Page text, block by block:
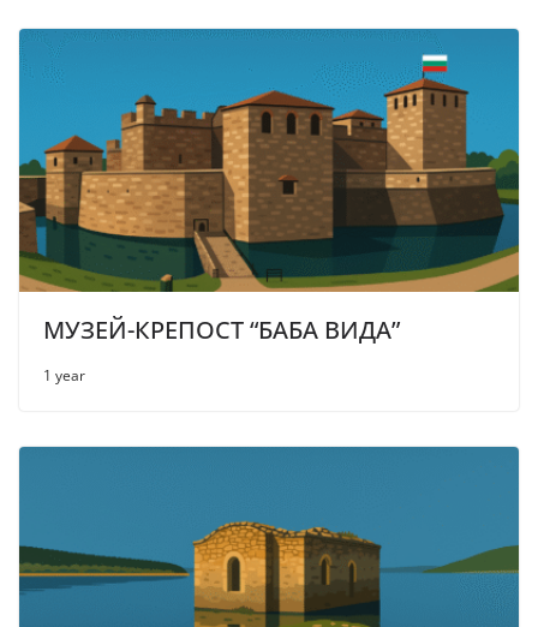
МУЗЕЙ-КРЕПОСТ “БАБА ВИДА”
1 year